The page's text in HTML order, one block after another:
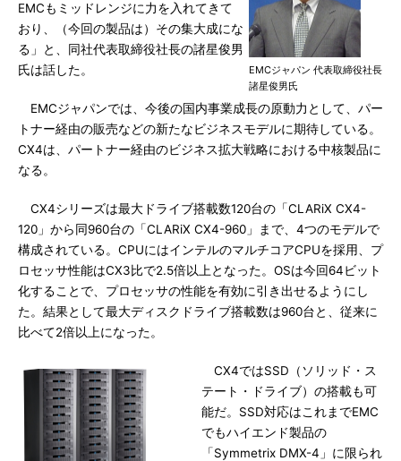
EMCジャパン 代表取締役社長
諸星俊男氏
EMCもミッドレンジに力を入れてきて
おり、（今回の製品は）その集大成にな
る」と、同社代表取締役社長の諸星俊男
氏は話した。
EMCジャパンでは、今後の国内事業成長の原動力として、パー
トナー経由の販売などの新たなビジネスモデルに期待している。
CX4は、パートナー経由のビジネス拡大戦略における中核製品に
なる。
CX4シリーズは最大ドライブ搭載数120台の「CLARiX CX4-
120」から同960台の「CLARiX CX4-960」まで、4つのモデルで
構成されている。CPUにはインテルのマルチコアCPUを採用、プ
ロセッサ性能はCX3比で2.5倍以上となった。OSは今回64ビット
化することで、プロセッサの性能を有効に引き出せるようにし
た。結果として最大ディスクドライブ搭載数は960台と、従来に
比べて2倍以上になった。
CX4ではSSD（ソリッド・ス
テート・ドライブ）の搭載も可
能だ。SSD対応はこれまでEMC
でもハイエンド製品の
「Symmetrix DMX-4」に限られ